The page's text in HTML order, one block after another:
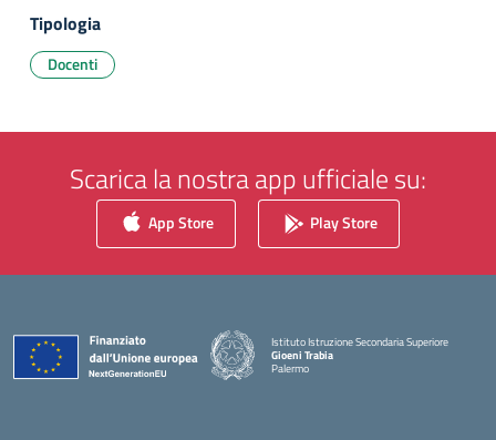
Tipologia
Docenti
Scarica la nostra app ufficiale su:
App Store Play Store
Istituto Istruzione Secondaria Superiore
Gioeni Trabia
Palermo